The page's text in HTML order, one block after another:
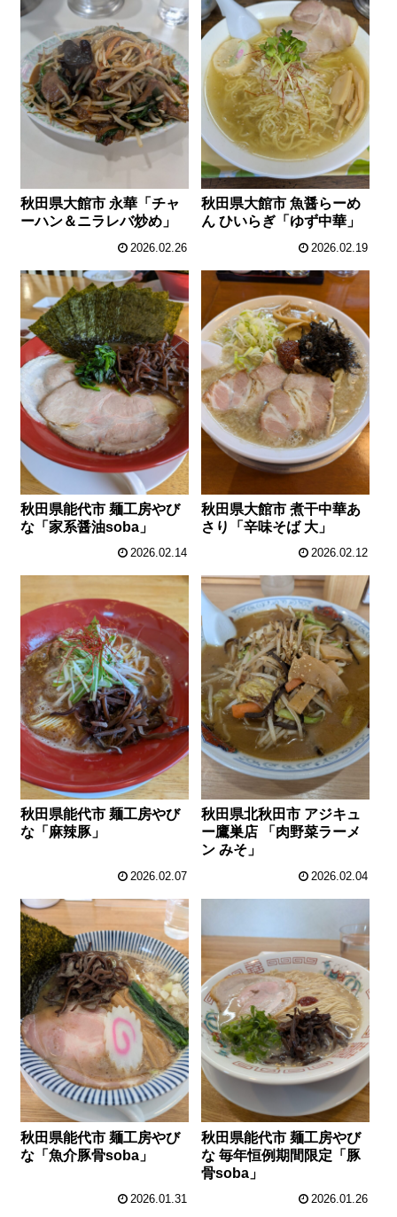
秋田県大館市 永華「チャ
ーハン＆ニラレバ炒め」
2026.02.26
秋田県大館市 魚醤らーめ
ん ひいらぎ「ゆず中華」
2026.02.19
秋田県能代市 麺工房やび
な「家系醤油soba」
2026.02.14
秋田県大館市 煮干中華あ
さり「辛味そば 大」
2026.02.12
秋田県能代市 麺工房やび
な「麻辣豚」
2026.02.07
秋田県北秋田市 アジキュ
ー鷹巣店 「肉野菜ラーメ
ン みそ」
2026.02.04
秋田県能代市 麺工房やび
な「魚介豚骨soba」
2026.01.31
秋田県能代市 麺工房やび
な 毎年恒例期間限定「豚
骨soba」
2026.01.26